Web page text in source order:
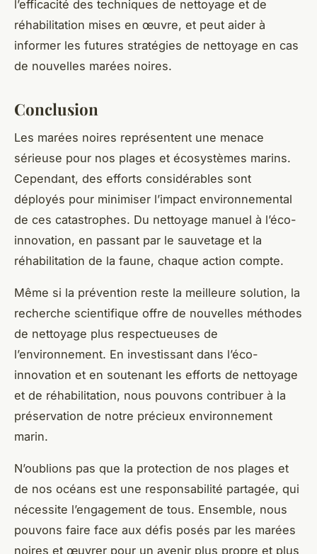
l’efficacité des techniques de nettoyage et de
réhabilitation mises en œuvre, et peut aider à
informer les futures stratégies de nettoyage en cas
de nouvelles marées noires.
Conclusion
Les marées noires représentent une menace
sérieuse pour nos plages et écosystèmes marins.
Cependant, des efforts considérables sont
déployés pour minimiser l’impact environnemental
de ces catastrophes. Du nettoyage manuel à l’éco-
innovation, en passant par le sauvetage et la
réhabilitation de la faune, chaque action compte.
Même si la prévention reste la meilleure solution, la
recherche scientifique offre de nouvelles méthodes
de nettoyage plus respectueuses de
l’environnement. En investissant dans l’éco-
innovation et en soutenant les efforts de nettoyage
et de réhabilitation, nous pouvons contribuer à la
préservation de notre précieux environnement
marin.
N’oublions pas que la protection de nos plages et
de nos océans est une responsabilité partagée, qui
nécessite l’engagement de tous. Ensemble, nous
pouvons faire face aux défis posés par les marées
noires et œuvrer pour un avenir plus propre et plus